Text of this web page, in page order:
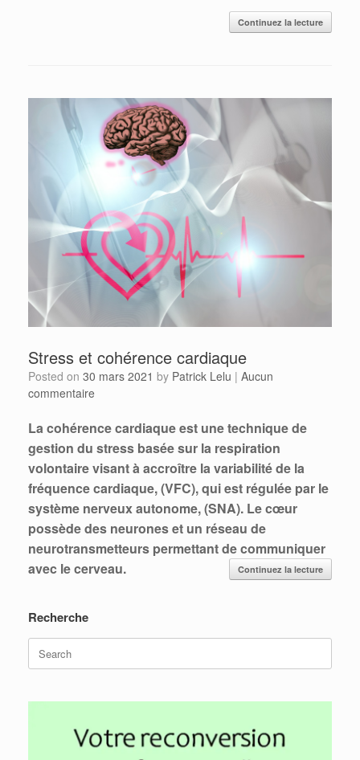
Continuez la lecture
Stress et cohérence cardiaque
Posted on 30 mars 2021 by Patrick Lelu | Aucun
commentaire
La cohérence cardiaque est une technique de
gestion du stress basée sur la respiration
volontaire visant à accroître la variabilité de la
fréquence cardiaque, (VFC), qui est régulée par le
système nerveux autonome, (SNA). Le cœur
possède des neurones et un réseau de
neurotransmetteurs permettant de communiquer
avec le cerveau.
Continuez la lecture
Recherche
Search
for: